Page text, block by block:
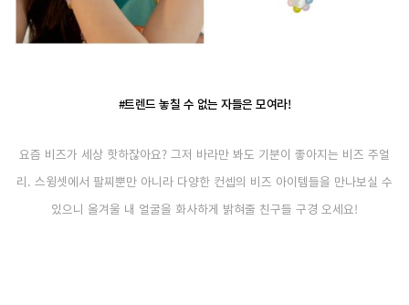
#트렌드 놓칠 수 없는 자들은 모여라!
요즘 비즈가 세상 핫하잖아요? 그저 바라만 봐도 기분이 좋아지는 비즈 주얼
리. 스윙셋에서 팔찌뿐만 아니라 다양한 컨셉의 비즈 아이템들을 만나보실 수
있으니 올겨울 내 얼굴을 화사하게 밝혀줄 친구들 구경 오세요!